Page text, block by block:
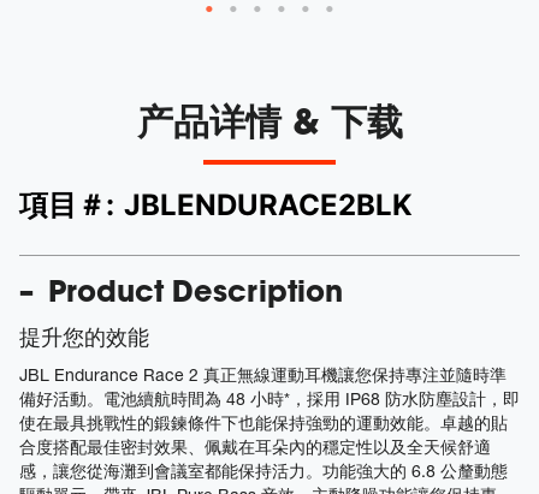
产品详情 & 下载
項目＃: JBLENDURACE2BLK
Product Description
提升您的效能
JBL Endurance Race 2 真正無線運動耳機讓您保持專注並隨時準
備好活動。電池續航時間為 48 小時*，採用 IP68 防水防塵設計，即
使在最具挑戰性的鍛鍊條件下也能保持強勁的運動效能。卓越的貼
合度搭配最佳密封效果、佩戴在耳朵內的穩定性以及全天候舒適
感，讓您從海灘到會議室都能保持活力。功能強大的 6.8 公釐動態